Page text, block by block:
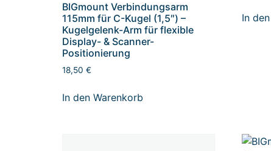
BIGmount Verbindungsarm
115mm für C-Kugel (1,5″) –
Kugelgelenk-Arm für flexible
Display- & Scanner-
Positionierung
18,50 €
In den Warenkorb
In